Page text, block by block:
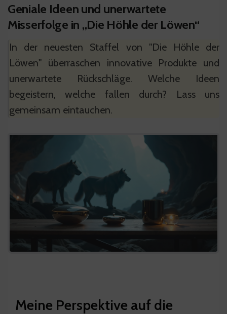
Geniale Ideen und unerwartete
Misserfolge in „Die Höhle der Löwen“
In der neuesten Staffel von "Die Höhle der
Löwen" überraschen innovative Produkte und
unerwartete Rückschläge. Welche Ideen
begeistern, welche fallen durch? Lass uns
gemeinsam eintauchen.
Meine Perspektive auf die